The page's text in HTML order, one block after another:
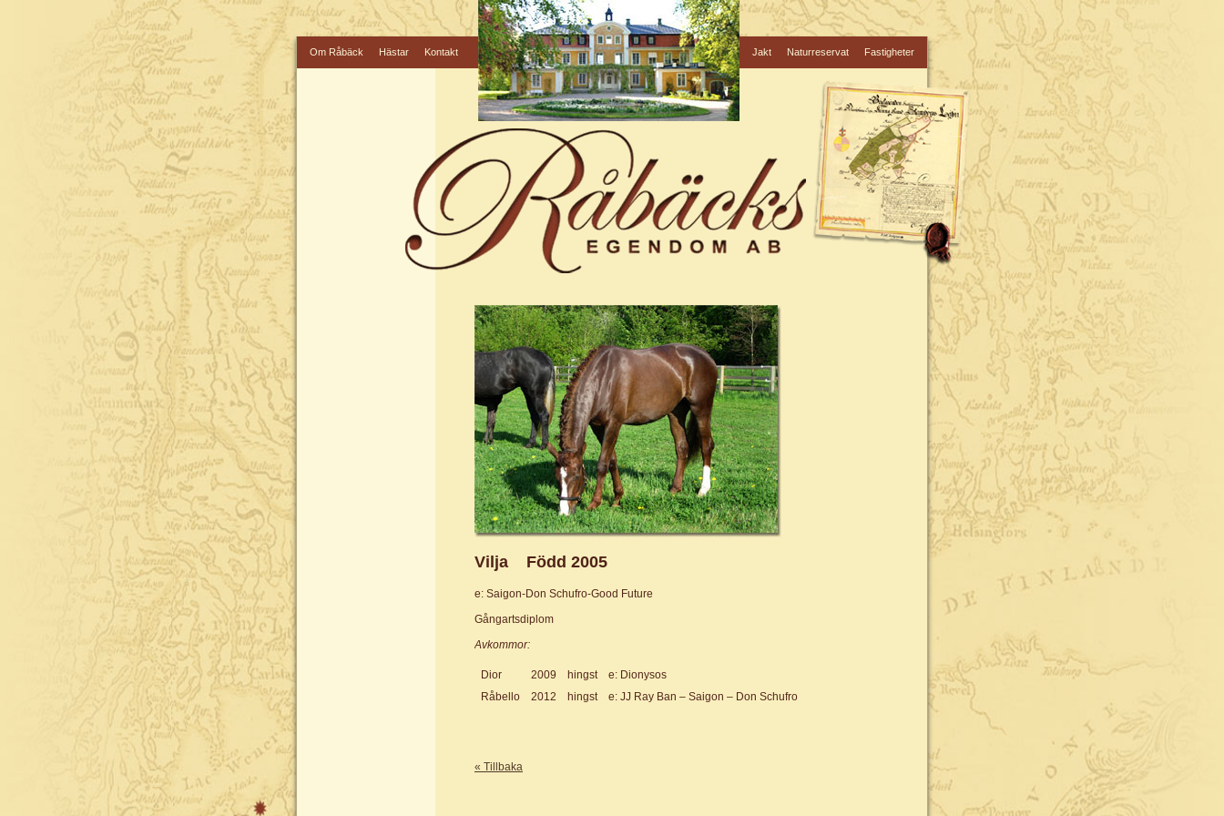
Om Råbäck Hästar Kontakt Jakt Naturreservat Fastigheter
Vilja Född 2005
e: Saigon-Don Schufro-Good Future
Gångartsdiplom
Avkommor:
Dior 2009 hingst
e: Dionysos
Råbello
2012 hingst e: JJ Ray Ban – Saigon – Don Schufro
« Tillbaka